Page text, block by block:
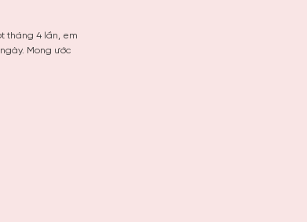
tháng 4 lần, em
Mong ước